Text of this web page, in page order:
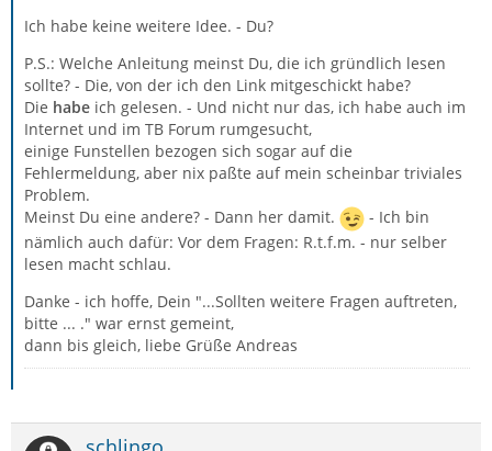
Ich habe keine weitere Idee. - Du?
P.S.: Welche Anleitung meinst Du, die ich gründlich lesen
sollte? - Die, von der ich den Link mitgeschickt habe?
Die habe ich gelesen. - Und nicht nur das, ich habe auch im
Internet und im TB Forum rumgesucht,
einige Funstellen bezogen sich sogar auf die
Fehlermeldung, aber nix paßte auf mein scheinbar triviales
Problem.
Meinst Du eine andere? - Dann her damit.
- Ich bin
nämlich auch dafür: Vor dem Fragen: R.t.f.m. - nur selber
lesen macht schlau.
Danke - ich hoffe, Dein "...Sollten weitere Fragen auftreten,
bitte ... ." war ernst gemeint,
dann bis gleich, liebe Grüße Andreas